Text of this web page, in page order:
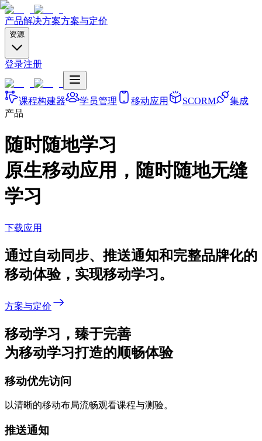
产品解决方案方案与定价
资源
登录注册
课程构建器 学员管理 移动应用 SCORM
集成
产品
随时随地学习
原生移动应用，随时随地无缝
学习
下载应用
通过自动同步、推送通知和完整品牌化的
移动体验，实现移动学习。
方案与定价
移动学习，臻于完善
为移动学习打造的顺畅体验
移动优先访问
以清晰的移动布局流畅观看课程与测验。
推送通知